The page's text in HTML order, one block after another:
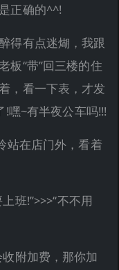
正确的^^!
得有点迷煳，我跟
板“带”回三楼的住
，看一下表，才发
嘿~有半夜公车吗!!!
站在店门外，看着
班!”>>>“不不用
附加费，那你加